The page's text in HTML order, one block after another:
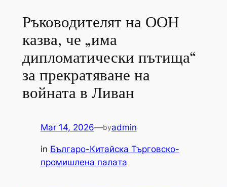
Ръководителят на ООН
казва, че „има
дипломатически пътища“
за прекратяване на
войната в Ливан
Mar 14, 2026—byadmin
in Българо-Китайска Търговско-
промишлена палaта